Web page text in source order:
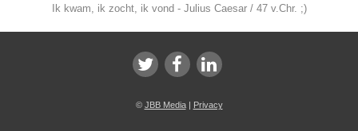
Ik kwam, ik zocht, ik vond - Julius Caesar / 47 v.Chr. ;)
© JBB Media| Privacy